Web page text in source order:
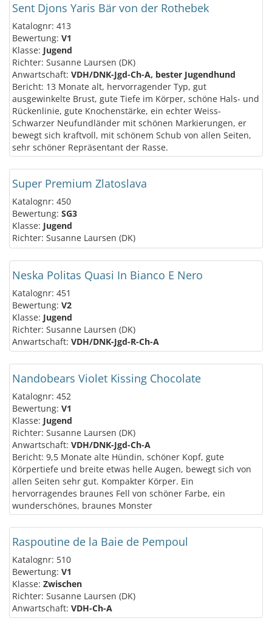
Sent Djons Yaris Bär von der Rothebek
Katalognr: 413
Bewertung: V1
Klasse: Jugend
Richter: Susanne Laursen (DK)
Anwartschaft: VDH/DNK-Jgd-Ch-A, bester Jugendhund
Bericht: 13 Monate alt, hervorragender Typ, gut
ausgewinkelte Brust, gute Tiefe im Körper, schöne Hals- und
Rückenlinie, gute Knochenstärke, ein echter Weiss-
Schwarzer Neufundländer mit schönen Markierungen, er
bewegt sich kraftvoll, mit schönem Schub von allen Seiten,
sehr schöner Repräsentant der Rasse.
Super Premium Zlatoslava
Katalognr: 450
Bewertung: SG3
Klasse: Jugend
Richter: Susanne Laursen (DK)
Neska Politas Quasi In Bianco E Nero
Katalognr: 451
Bewertung: V2
Klasse: Jugend
Richter: Susanne Laursen (DK)
Anwartschaft: VDH/DNK-Jgd-R-Ch-A
Nandobears Violet Kissing Chocolate
Katalognr: 452
Bewertung: V1
Klasse: Jugend
Richter: Susanne Laursen (DK)
Anwartschaft: VDH/DNK-Jgd-Ch-A
Bericht: 9,5 Monate alte Hündin, schöner Kopf, gute
Körpertiefe und breite etwas helle Augen, bewegt sich von
allen Seiten sehr gut. Kompakter Körper. Ein
hervorragendes braunes Fell von schöner Farbe, ein
wunderschönes, braunes Monster
Raspoutine de la Baie de Pempoul
Katalognr: 510
Bewertung: V1
Klasse: Zwischen
Richter: Susanne Laursen (DK)
Anwartschaft: VDH-Ch-A